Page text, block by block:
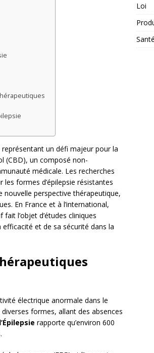
un défi majeur pour la
(CBD), un composé non-
médicale. Les recherches
formes d’épilepsie résistantes
perspective thérapeutique,
En France et à l’international,
l’objet d’études cliniques
et de sa sécurité dans la
électrique anormale dans le
formes, allant des absences
rapporte qu’environ 600
Loi
Santé